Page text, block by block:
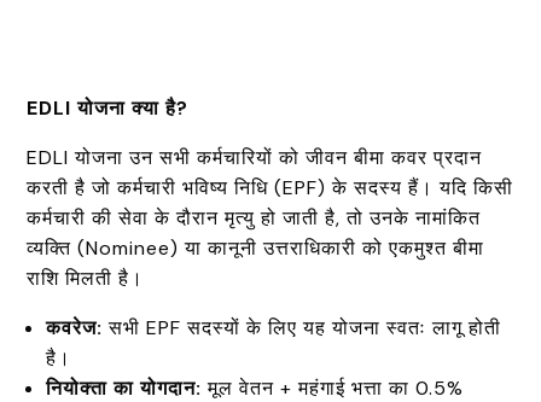
EDLIयोजना क्या है?
EDLI योजना उन सभी कर्मचारियों को जीवन बीमा कवर प्रदान
करती है जो कर्मचारी भविष्य निधि (EPF) के सदस्य हैं। यदि किसी
कर्मचारी की सेवा के दौरान मृत्यु हो जाती है, तो उनके नामांकित
व्यक्ति (Nominee) या कानूनी उत्तराधिकारी को एकमुश्त बीमा
राशि मिलती है।
कवरेज: सभी EPF सदस्यों के लिए यह योजना स्वतः लागू होती
है।
नियोक्ता का योगदान: मूल वेतन + महंगाई भत्ता का 0.5%